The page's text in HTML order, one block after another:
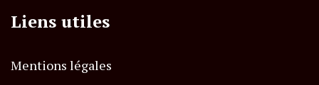
Liens utiles
Mentions légales